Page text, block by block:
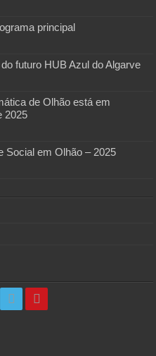
principal
futuro HUB Azul do Algarve
de Olhão está em
2025
Social em Olhão – 2025